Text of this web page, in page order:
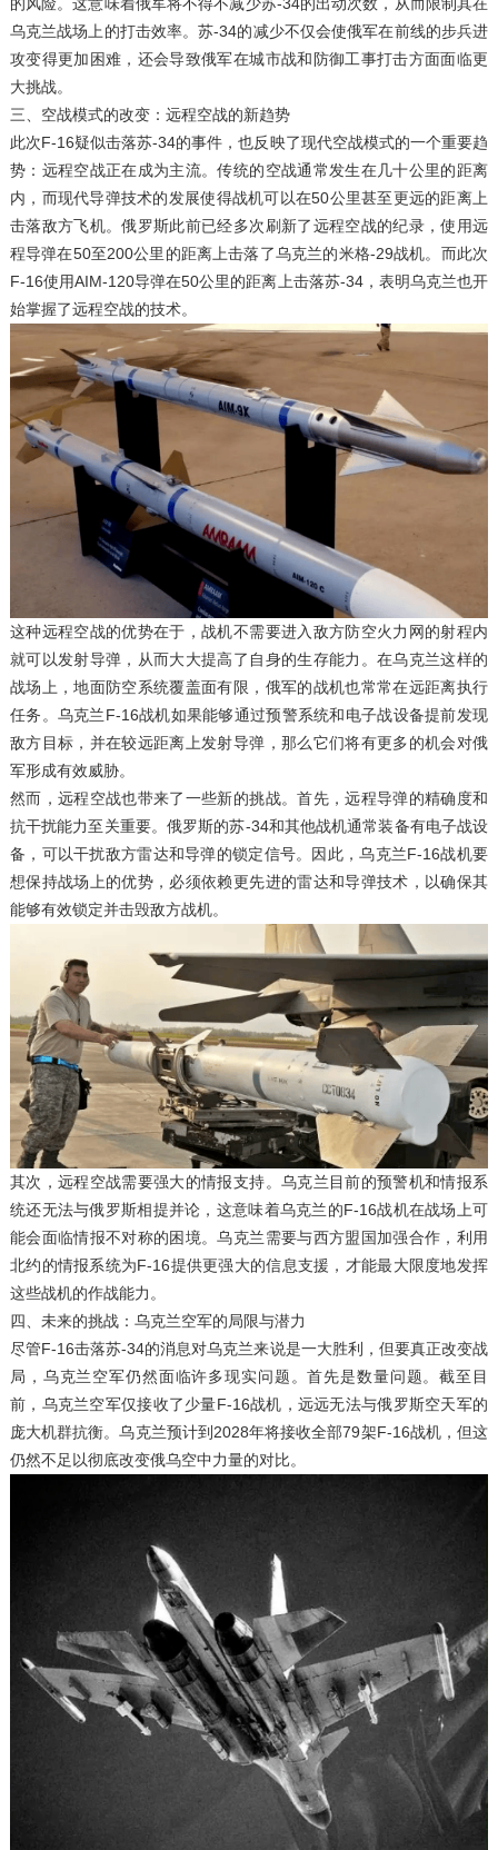
乌克兰战场上的打击效率。苏-34的减少不仅会使俄军在前线的步兵进
攻变得更加困难，还会导致俄军在城市战和防御工事打击方面面临更
大挑战。
三、空战模式的改变：远程空战的新趋势
此次F-16疑似击落苏-34的事件，也反映了现代空战模式的一个重要趋
势：远程空战正在成为主流。传统的空战通常发生在几十公里的距离
内，而现代导弹技术的发展使得战机可以在50公里甚至更远的距离上
击落敌方飞机。俄罗斯此前已经多次刷新了远程空战的纪录，使用远
程导弹在50至200公里的距离上击落了乌克兰的米格-29战机。而此次
F-16使用AIM-120导弹在50公里的距离上击落苏-34，表明乌克兰也开
始掌握了远程空战的技术。
这种远程空战的优势在于，战机不需要进入敌方防空火力网的射程内
就可以发射导弹，从而大大提高了自身的生存能力。在乌克兰这样的
战场上，地面防空系统覆盖面有限，俄军的战机也常常在远距离执行
任务。乌克兰F-16战机如果能够通过预警系统和电子战设备提前发现
敌方目标，并在较远距离上发射导弹，那么它们将有更多的机会对俄
军形成有效威胁。
然而，远程空战也带来了一些新的挑战。首先，远程导弹的精确度和
抗干扰能力至关重要。俄罗斯的苏-34和其他战机通常装备有电子战设
备，可以干扰敌方雷达和导弹的锁定信号。因此，乌克兰F-16战机要
想保持战场上的优势，必须依赖更先进的雷达和导弹技术，以确保其
能够有效锁定并击毁敌方战机。
其次，远程空战需要强大的情报支持。乌克兰目前的预警机和情报系
统还无法与俄罗斯相提并论，这意味着乌克兰的F-16战机在战场上可
能会面临情报不对称的困境。乌克兰需要与西方盟国加强合作，利用
北约的情报系统为F-16提供更强大的信息支援，才能最大限度地发挥
这些战机的作战能力。
四、未来的挑战：乌克兰空军的局限与潜力
尽管F-16击落苏-34的消息对乌克兰来说是一大胜利，但要真正改变战
局，乌克兰空军仍然面临许多现实问题。首先是数量问题。截至目
前，乌克兰空军仅接收了少量F-16战机，远远无法与俄罗斯空天军的
庞大机群抗衡。乌克兰预计到2028年将接收全部79架F-16战机，但这
仍然不足以彻底改变俄乌空中力量的对比。